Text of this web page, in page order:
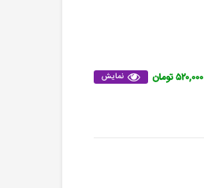
نمایش ۵۲۰,۰۰۰ تومان